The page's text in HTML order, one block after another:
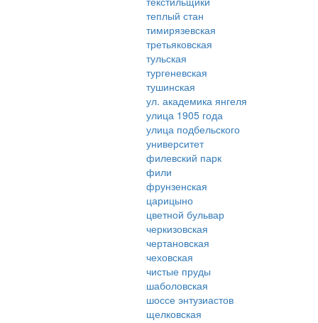
теплый стан
тимирязевская
третьяковская
тульская
тургеневская
тушинская
ул. академика янгеля
улица 1905 года
улица подбельского
университет
филевский парк
фили
фрунзенская
царицыно
цветной бульвар
черкизовская
чертановская
чеховская
чистые пруды
шаболовская
шоссе энтузиастов
щелковская